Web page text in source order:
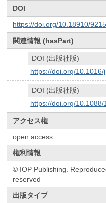
DOI
https://doi.org/10.18910/
関連情報 (hasPart)
DOI (出版社版)
https://doi.org/
DOI (出版社版)
https://doi.org/
アクセス権
open access
権利情報
© IOP Publishing.
reserved
出版タイプ